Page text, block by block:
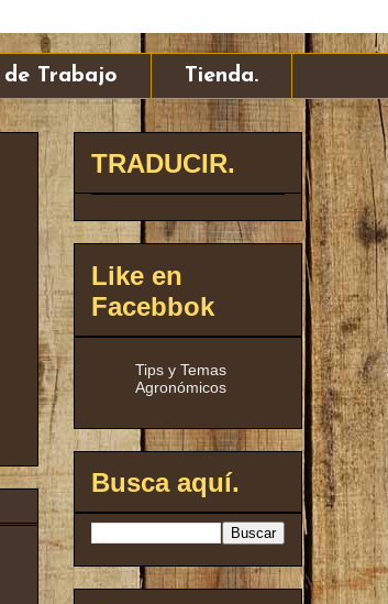
de Trabajo Tienda.
TRADUCIR.
Like en
Facebbok
Tips y Temas
Agronómicos
Busca aquí.